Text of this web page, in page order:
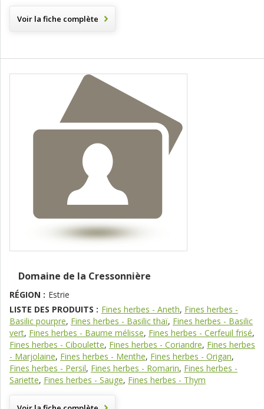
Voir la fiche complète
Domaine de la Cressonnière
RÉGION : Estrie
LISTE DES PRODUITS : Fines herbes - Aneth, Fines herbes -
Basilic pourpre, Fines herbes - Basilic thaï, Fines herbes - Basilic
vert, Fines herbes - Baume mélisse, Fines herbes - Cerfeuil frisé,
Fines herbes - Ciboulette, Fines herbes - Coriandre, Fines herbes
- Marjolaine, Fines herbes - Menthe, Fines herbes - Origan,
Fines herbes - Persil, Fines herbes - Romarin, Fines herbes -
Sariette, Fines herbes - Sauge, Fines herbes - Thym